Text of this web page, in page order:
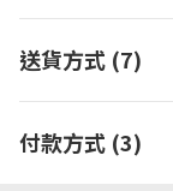
送貨方式 (7)
付款方式 (3)